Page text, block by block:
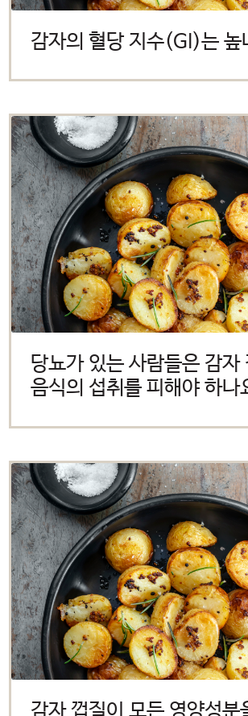
미국 감자협회
참고: 타사에서 관리하는
링크를 클릭했으며 미국
한국지사 웹사이트를 나
합니다. 이 외부링크는
웹사이트, 회사 또는 단체
미국 감자협회는 연결
지지 않습니다.
계속하려면 ‘확인’을 클
사용 중인
korea.com 으로 돌아
‘취소’를 눌러주시길 바
OK
감자의 혈당 지수(GI)는 높
당뇨가 있는 사람들은 감자
음식의 섭취를 피해야 하나
감자 껍질이 모든 영양성분